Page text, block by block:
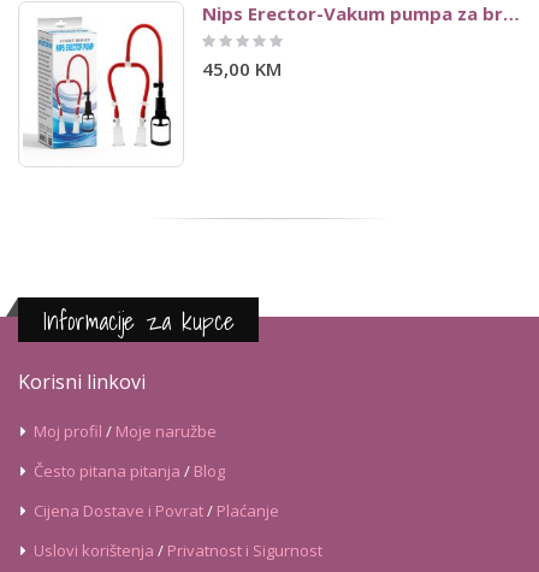
Nips Erector-Vakum pumpa za bradavice
Rating:
0%
45,00 KM
Informacije za kupce
Korisni linkovi
Moj profil / Moje naružbe
Često pitana pitanja / Blog
Cijena Dostave i Povrat/ Plaćanje
Uslovi korištenja / Privatnost i Sigurnost